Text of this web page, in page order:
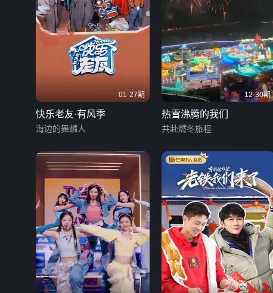
01-27期
快乐老友·有风季
海边的舞麟人
12-30期
热雪沸腾的我们
共赴燃冬旅程